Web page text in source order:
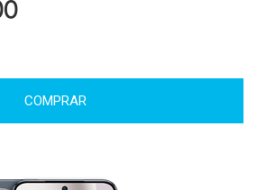
COMPRAR